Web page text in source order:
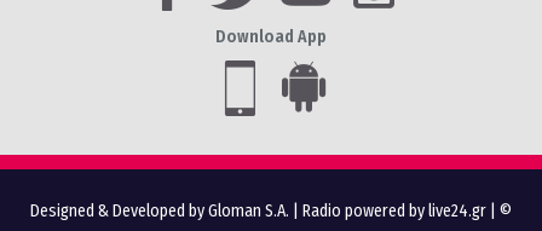
Download App
Designed & Developed by Gloman S.A. Radio powered by live24.gr | ©